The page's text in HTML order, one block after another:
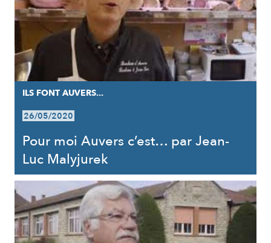
ILS FONT AUVERS...
26/05/2020
Pour moi Auvers c’est… par Jean-
Luc Malyjurek